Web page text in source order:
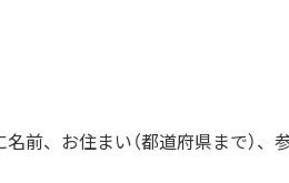
前、お住まい（都道府県まで）、